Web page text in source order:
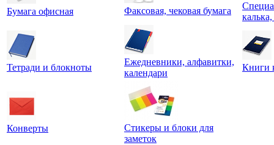
Бумага офисная Факсовая, чековая бумага
Тетради и блокноты
Ежедневники, алфавитки,
календари
Книги
Конверты
Стикеры и блоки для
заметок